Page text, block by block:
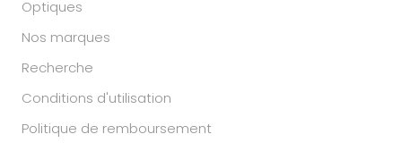
Optiques
Nos marques
Recherche
Conditions d'utilisation
Politique de remboursement